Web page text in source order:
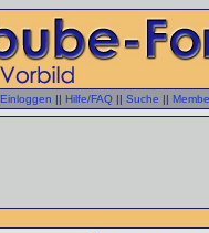
Einloggen || Hilfe/FAQ || Suche ||